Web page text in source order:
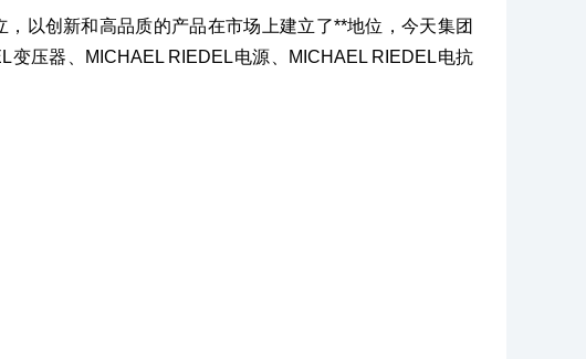
以创新和高品质的产品在市场上建立了**地位，今天集团
压器、MICHAEL RIEDEL电源、MICHAEL RIEDEL电抗